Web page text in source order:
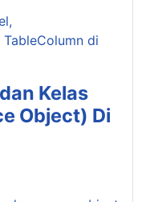
Kelas
Object) Di